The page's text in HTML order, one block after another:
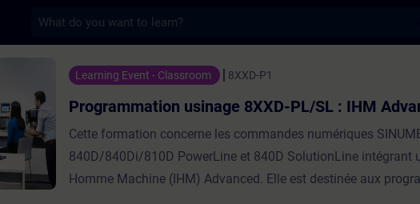
usinage 8XXD-PL/SL : IHM
Learning Event - Classroom 8XXD-P1
Programmation usinage 8XXD-PL/SL : IHM
Cette formation concerne les commandes numériques
840D/840Di/810D PowerLine et 840D SolutionLine intégrant
Homme Machine (IHM) Advanced. Elle est destinée aux